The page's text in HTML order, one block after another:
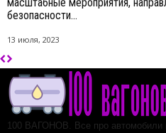
масштабные мероприятия,
безопасности...
13 июля, 2023
100 ВАГОНОВ. Все про автомобили